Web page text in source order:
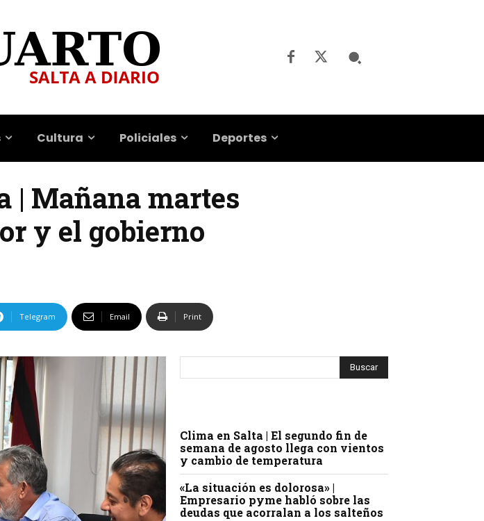
Cultura Policiales Deportes
| Mañana martes
y el gobierno
Telegram Email Print
Clima en Salta | El segundo fin de
semana de agosto llega con vientos
y cambio de temperatura
«La situación es dolorosa» |
Empresario pyme habló sobre las
deudas que acorralan a los salteños